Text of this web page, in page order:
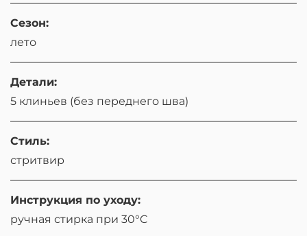
Сезон:
лето
Детали:
5 клиньев (без переднего шва)
Стиль:
стритвир
Инструкция по уходу:
ручная стирка при 30°C